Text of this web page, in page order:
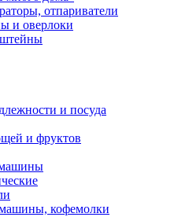
отпариватели
и оверлоки
и посуда
и фруктов
кофемолки